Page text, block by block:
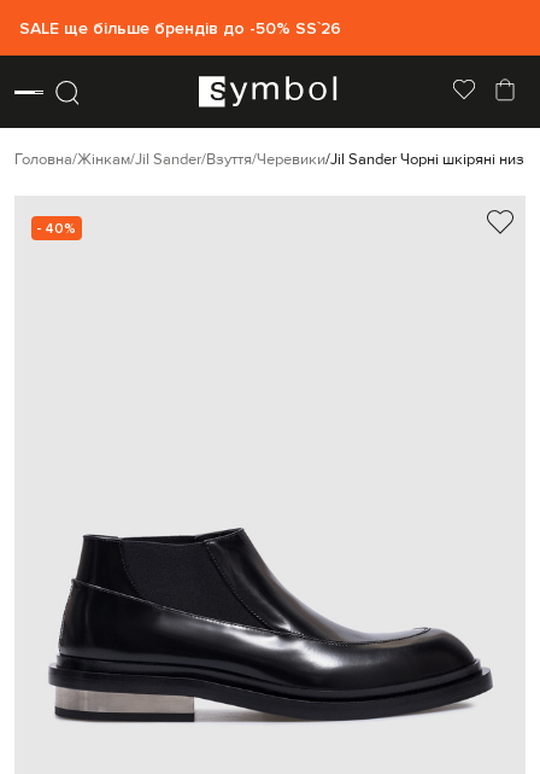
SALE ще більше брендів до -50% SS`26
Головна Жінкам Jil Sander Взуття Черевики Jil Sander Чорні шкіряні
- 40%